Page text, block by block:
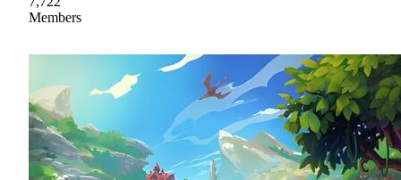
Members